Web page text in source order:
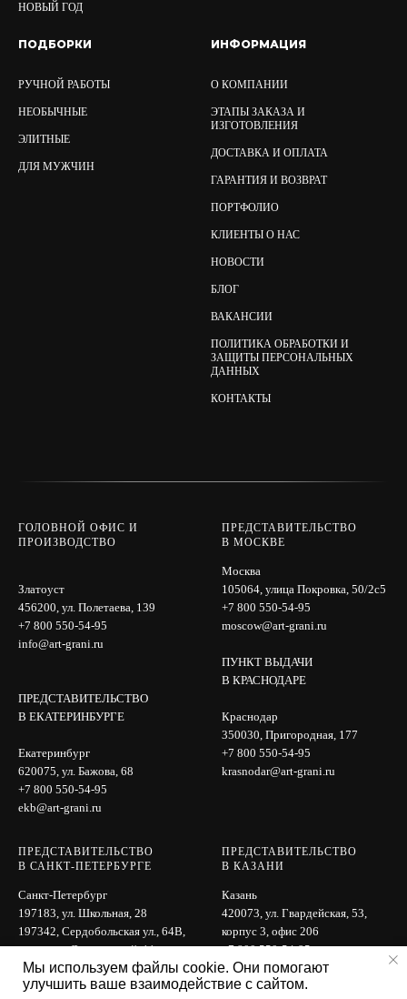
Мы используем файлы cookie. Они помогают
улучшить ваше взаимодействие с сайтом.
НОВЫЙ ГОД
ПОДБОРКИ
РУЧНОЙ РАБОТЫ
НЕОБЫЧНЫЕ
ЭЛИТНЫЕ
ДЛЯ МУЖЧИН
ИНФОРМАЦИЯ
О КОМПАНИИ
ЭТАПЫ ЗАКАЗА И
ИЗГОТОВЛЕНИЯ
ДОСТАВКА И ОПЛАТА
ГАРАНТИЯ И ВОЗВРАТ
ПОРТФОЛИО
КЛИЕНТЫ О НАС
НОВОСТИ
БЛОГ
ВАКАНСИИ
ПОЛИТИКА ОБРАБОТКИ И
ЗАЩИТЫ ПЕРСОНАЛЬНЫХ
ДАННЫХ
КОНТАКТЫ
ГОЛОВНОЙ ОФИС И
ПРОИЗВОДСТВО
Златоуст
456200, ул. Полетаева, 139
+7 800 550-54-95
info@art-grani.ru
ПРЕДСТАВИТЕЛЬСТВО
В ЕКАТЕРИНБУРГЕ
Екатеринбург
620075, ул. Бажова, 68
+7 800 550-54-95
ekb@art-grani.ru
ПРЕДСТАВИТЕЛЬСТВО
В МОСКВЕ
Москва
105064, улица Покровка, 50/2с5
+7 800 550-54-95
moscow@art-grani.ru
ПУНКТ ВЫДАЧИ
В КРАСНОДАРЕ
Краснодар
350030, Пригородная, 177
+7 800 550-54-95
krasnodar@art-grani.ru
ПРЕДСТАВИТЕЛЬСТВО
В САНКТ-ПЕТЕРБУРГЕ
Санкт-Петербург
197183, ул. Школьная, 28
197342, Сердобольская ул., 64B,
вход с ул. Лисичанской, 11
+7 800 550-54-95
spb@art-grani.ru
ПРЕДСТАВИТЕЛЬСТВО
В КАЗАНИ
Казань
420073, ул. Гвардейская, 53,
корпус 3, офис 206
+7 800 550-54-95
kazan@art-grani.ru